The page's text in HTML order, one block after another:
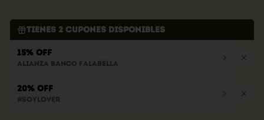
Tienes 2 cupones disponibles
15% OFF
Alianza Banco Falabella
20% OFF
#soylover